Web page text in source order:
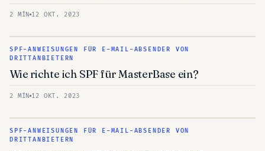
2 MÍN 12 OKT. 2023
SPF-ANWEISUNGEN FÜR E-MAIL-ABSENDER VON
DRITTANBIETERN
Wie richte ich SPF für MasterBase ein?
2 MÍN 12 OKT. 2023
SPF-ANWEISUNGEN FÜR E-MAIL-ABSENDER VON
DRITTANBIETERN